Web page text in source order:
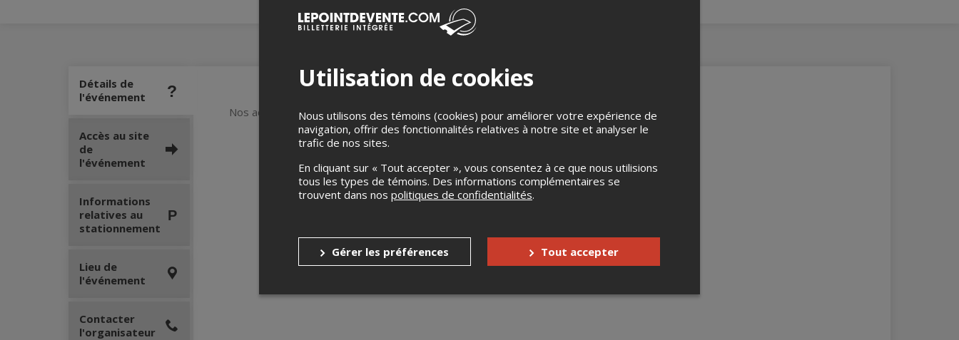
Détails de
l'événement
Nos ados apprennent les reflexes et les premiers gestes de secours
Accès au site
de
l'événement
Informations
relatives au
stationnement
Lieu de
l'événement
Contacter
l'organisateur
Utilisation de cookies
Nous utilisons des témoins (cookies) pour améliorer votre expérience de
navigation, offrir des fonctionnalités relatives à notre site et analyser le
trafic de nos sites.
En cliquant sur « Tout accepter », vous consentez à ce que nous utilisions
tous les types de témoins. Des informations complémentaires se
trouvent dans nos politiques de confidentialités.
Gérer les préférences Tout accepter